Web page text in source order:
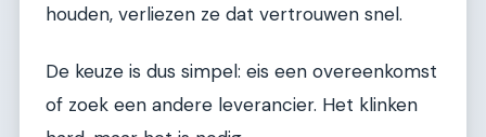
houden, verliezen ze dat vertrouwen snel.
De keuze is dus simpel: eis een overeenkomst
of zoek een andere leverancier. Het klinken